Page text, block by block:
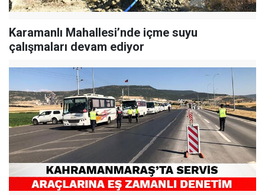
Karamanlı Mahallesi’nde içme suyu
çalışmaları devam ediyor